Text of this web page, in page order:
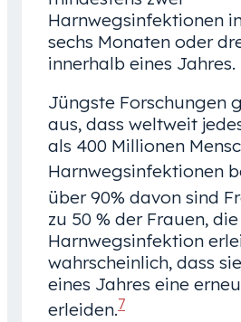
Harnwegsinfektionen
sechs Monaten oder
innerhalb eines Jahres.
Jüngste Forschungen
aus, dass weltweit
als 400 Millionen
Harnwegsinfektionen
über 90% davon sind
zu 50 % der Frauen,
Harnwegsinfektion
wahrscheinlich, dass
eines Jahres eine
erleiden.7